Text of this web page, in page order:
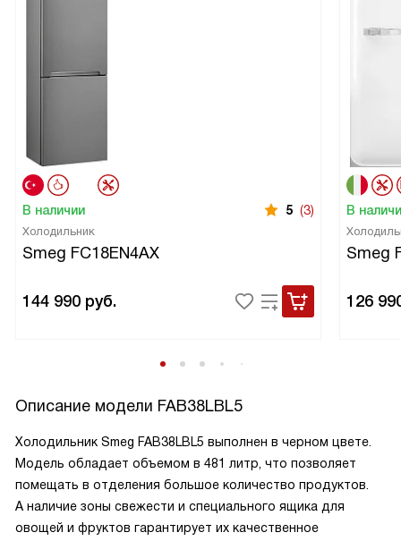
В наличии 5 (3)
Холодильник
Smeg FC18EN4AX
144 990 руб.
В
Smeg
126
Описание модели FAB38LBL5
Холодильник Smeg FAB38LBL5 выполнен в черном цвете.
Модель обладает объемом в 481 литр, что позволяет
помещать в отделения большое количество продуктов.
А наличие зоны свежести и специального ящика для
овощей и фруктов гарантирует их качественное